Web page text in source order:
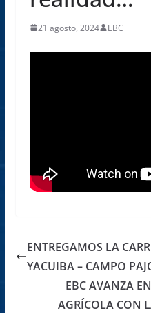
21 agosto, 2024 EBC
ENTREGAMOS LA
YACUIBA – CAMPO
EBC AVANZA
AGRÍCOLA CON